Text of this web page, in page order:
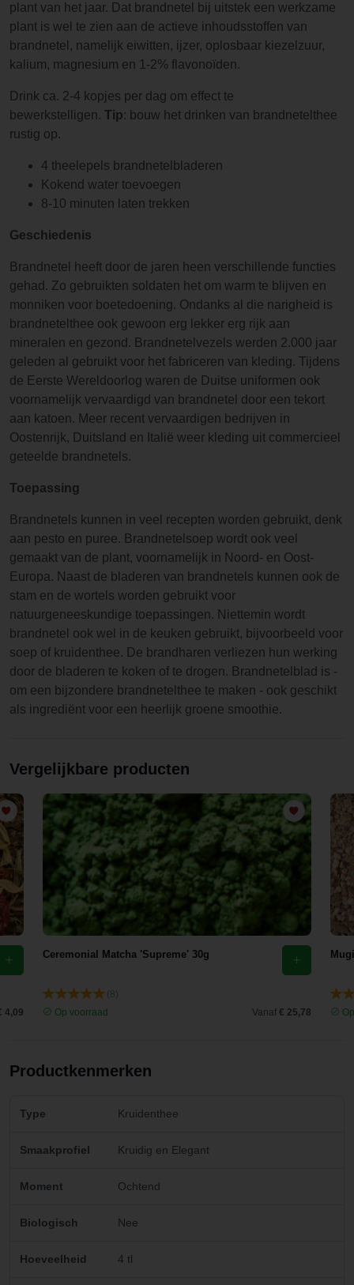
plant van het jaar. Dat brandnetel bij uitstek een werkzame
plant is wel te zien aan de actieve inhoudsstoffen van
brandnetel, namelijk eiwitten, ijzer, oplosbaar kiezelzuur,
kalium, magnesium en 1-2% flavonoïden.
Drink ca. 2-4 kopjes per dag om effect te
bewerkstelligen. Tip: bouw het drinken van brandnetelthee
rustig op.
4 theelepels brandnetelbladeren
Kokend water toevoegen
8-10 minuten laten trekken
Geschiedenis
Brandnetel heeft door de jaren heen verschillende functies
gehad. Zo gebruikten soldaten het om warm te blijven en
monniken voor boetedoening. Ondanks al die narigheid is
brandnetelthee ook gewoon erg lekker erg rijk aan
mineralen en gezond. Brandnetelvezels werden 2.000 jaar
geleden al gebruikt voor het fabriceren van kleding. Tijdens
de Eerste Wereldoorlog waren de Duitse uniformen ook
voornamelijk vervaardigd van brandnetel door een tekort
aan katoen. Meer recent vervaardigen bedrijven in
Oostenrijk, Duitsland en Italië weer kleding uit commercieel
geteelde brandnetels.
Toepassing
Brandnetels kunnen in veel recepten worden gebruikt, denk
aan pesto en puree. Brandnetelsoep wordt ook veel
gemaakt van de plant, voornamelijk in Noord- en Oost-
Europa. Naast de bladeren van brandnetels kunnen ook de
stam en de wortels worden gebruikt voor
natuurgeneeskundige toepassingen. Niettemin wordt
brandnetel ook wel in de keuken gebruikt, bijvoorbeeld voor
soep of kruidenthee. De brandharen verliezen hun werking
door de bladeren te koken of te drogen. Brandnetelblad is -
om een bijzondere brandnetelthee te maken - ook geschikt
als ingrediënt voor een heerlijk groene smoothie.
Vergelijkbare producten
4,09
Ceremonial Matcha 'Supreme' 30g
Op voorraad
Vanaf € 25,78
Productkenmerken
Type Kruidenthee
Smaakprofiel Kruidig en Elegant
Moment Ochtend
Biologisch Nee
Hoeveelheid 4 tl